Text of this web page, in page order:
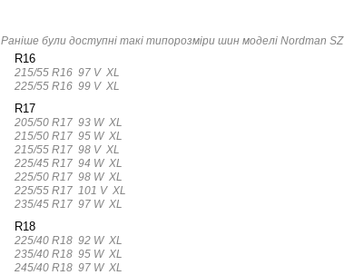
Раніше були доступні такі типорозміри шин моделі Nordman SZ
R16
215/55 R16 97 V XL
225/55 R16 99 V XL
R17
205/50 R17 93 W XL
215/50 R17 95 W XL
215/55 R17 98 V XL
225/45 R17 94 W XL
225/50 R17 98 W XL
225/55 R17 101 V XL
235/45 R17 97 W XL
R18
225/40 R18 92 W XL
235/40 R18 95 W XL
245/40 R18 97 W XL